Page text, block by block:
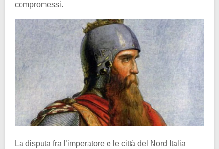
compromessi.
La disputa fra l’imperatore e le città del Nord Italia